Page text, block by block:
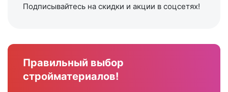
Подписывайтесь на скидки и акции в соцсетях!
Правильный выбор
стройматериалов!